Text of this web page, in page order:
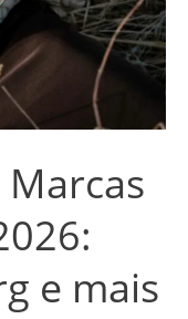
e mais